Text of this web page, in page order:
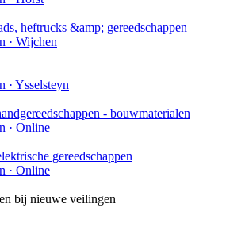
heftrucks &amp; gereedschappen
· Wijchen
· Ysselsteyn
- bouwmaterialen
· Online
gereedschappen
· Online
bij nieuwe veilingen